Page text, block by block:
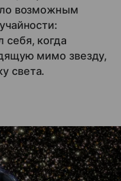
возможным
когда
мимо звезду,
света.